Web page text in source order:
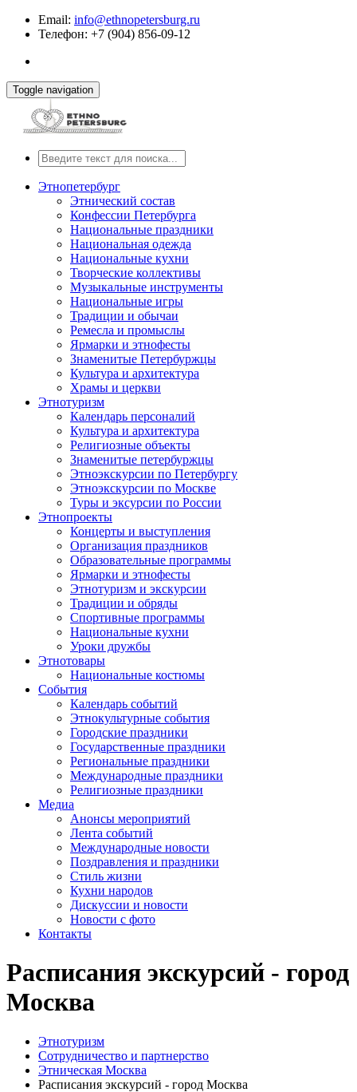
Email: info@ethnopetersburg.ru
Телефон: +7 (904) 856-09-12
Toggle navigation
Этнопетербург
Этнический состав
Конфессии Петербурга
Национальные праздники
Национальная одежда
Национальные кухни
Творческие коллективы
Музыкальные инструменты
Национальные игры
Традиции и обычаи
Ремесла и промыслы
Ярмарки и этнофесты
Знаменитые Петербуржцы
Культура и архитектура
Храмы и церкви
Этнотуризм
Календарь персоналий
Культура и архитектура
Религиозные объекты
Знаменитые петербуржцы
Этноэкскурсии по Петербургу
Этноэкскурсии по Москве
Туры и эксурсии по России
Этнопроекты
Концерты и выступления
Организация праздников
Образовательные программы
Ярмарки и этнофесты
Этнотуризм и экскурсии
Традиции и обряды
Спортивные программы
Национальные кухни
Уроки дружбы
Этнотовары
Национальные костюмы
События
Календарь событий
Этнокультурные события
Городские праздники
Государственные праздники
Региональные праздники
Международные праздники
Религиозные праздники
Медиа
Анонсы мероприятий
Лента событий
Международные новости
Поздравления и праздники
Cтиль жизни
Кухни народов
Дискуссии и новости
Новости с фото
Контакты
Расписания экскурсий - город
Москва
Этнотуризм
Сотрудничество и партнерство
Этническая Москва
Расписания экскурсий - город Москва